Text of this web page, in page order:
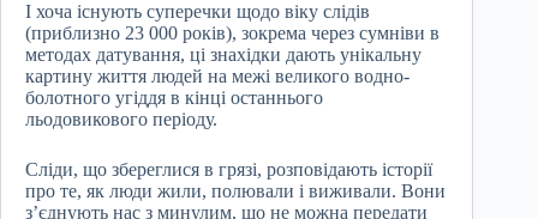
І хоча існують суперечки щодо віку слідів
(приблизно 23 000 років), зокрема через сумніви в
методах датування, ці знахідки дають унікальну
картину життя людей на межі великого водно-
болотного угіддя в кінці останнього
льодовикового періоду.
Сліди, що збереглися в грязі, розповідають історії
про те, як люди жили, полювали і виживали. Вони
з’єднують нас з минулим, що не можна передати